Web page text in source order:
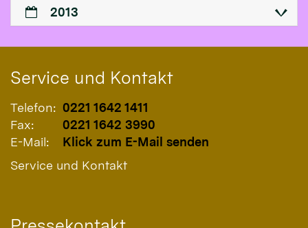
2013
Service und Kontakt
Telefon: 0221 1642 1411
Fax:
0221 1642 3990
E-Mail:
Klick zum E-Mail senden
Service und Kontakt